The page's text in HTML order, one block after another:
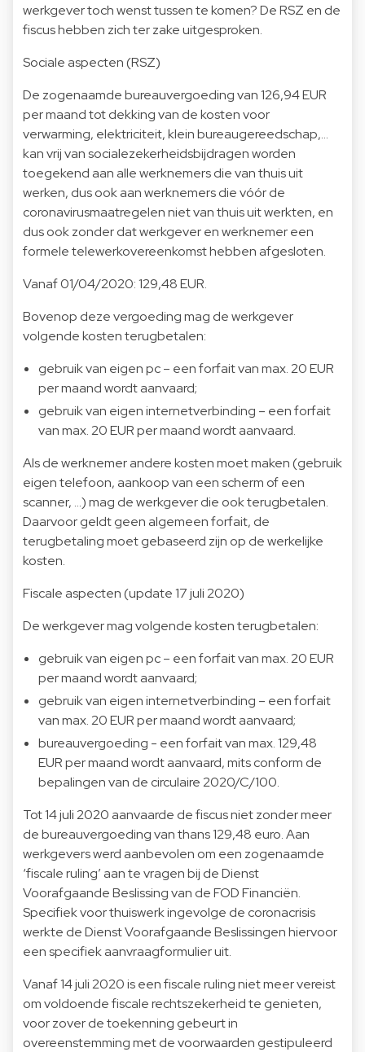
werkgever toch wenst tussen te komen? De RSZ en de
fiscus hebben zich ter zake uitgesproken.
Sociale aspecten (RSZ)
De zogenaamde bureauvergoeding van 126,94 EUR
per maand tot dekking van de kosten voor
verwarming, elektriciteit, klein bureaugereedschap,…
kan vrij van socialezekerheidsbijdragen worden
toegekend aan alle werknemers die van thuis uit
werken, dus ook aan werknemers die vóór de
coronavirusmaatregelen niet van thuis uit werkten, en
dus ook zonder dat werkgever en werknemer een
formele telewerkovereenkomst hebben afgesloten.
Vanaf 01/04/2020: 129,48 EUR.
Bovenop deze vergoeding mag de werkgever
volgende kosten terugbetalen:
gebruik van eigen pc – een forfait van max. 20 EUR
per maand wordt aanvaard;
gebruik van eigen internetverbinding – een forfait
van max. 20 EUR per maand wordt aanvaard.
Als de werknemer andere kosten moet maken (gebruik
eigen telefoon, aankoop van een scherm of een
scanner, …) mag de werkgever die ook terugbetalen.
Daarvoor geldt geen algemeen forfait, de
terugbetaling moet gebaseerd zijn op de werkelijke
kosten.
Fiscale aspecten (update 17 juli 2020)
De werkgever mag volgende kosten terugbetalen:
gebruik van eigen pc – een forfait van max. 20 EUR
per maand wordt aanvaard;
gebruik van eigen internetverbinding – een forfait
van max. 20 EUR per maand wordt aanvaard;
bureauvergoeding - een forfait van max. 129,48
EUR per maand wordt aanvaard, mits conform de
bepalingen van de circulaire 2020/C/100.
Tot 14 juli 2020 aanvaarde de fiscus niet zonder meer
de bureauvergoeding van thans 129,48 euro. Aan
werkgevers werd aanbevolen om een zogenaamde
‘fiscale ruling’ aan te vragen bij de Dienst
Voorafgaande Beslissing van de FOD Financiën.
Specifiek voor thuiswerk ingevolge de coronacrisis
werkte de Dienst Voorafgaande Beslissingen hiervoor
een specifiek aanvraagformulier uit.
Vanaf 14 juli 2020 is een fiscale ruling niet meer vereist
om voldoende fiscale rechtszekerheid te genieten,
voor zover de toekenning gebeurt in
overeenstemming met de voorwaarden gestipuleerd